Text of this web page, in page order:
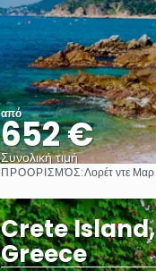
από
652 €
Συνολική τιμή
Βλέπω
ΠΡΟΟΡΙΣΜΌΣ:Λορέτ ντε Μαρ
Crete Island,
Greece